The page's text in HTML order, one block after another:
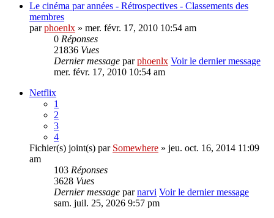
Le cinéma par années - Rétrospectives - Classements des
membres
parphoenlx » mer. févr. 17, 2010 10:54 am
0 Réponses
21836 Vues
Dernier message parphoenlx Voir le dernier message
mer. févr. 17, 2010 10:54 am
Netflix
1
2
3
4
Fichier(s) joint(s) par Somewhere » jeu. oct. 16, 2014 11:09
am
103 Réponses
3628 Vues
Dernier message parnarvi Voir le dernier message
sam. juil. 25, 2026 9:57 pm